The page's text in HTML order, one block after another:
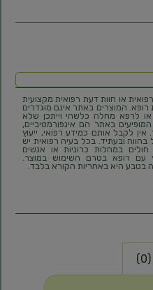
או חוות דעת רפואית מקצועית
רופא. המוצרים באתר אינם מוגדרים
או לרפא מחלה כלשהי וייתכן שלא
באתר הם אינפורמטיביים,
אין לקבל אותם כמידע רפואי, ייעוץ
ובעתיד. בכל בעיה רפואית יש
במחלות כרוניות או אנשים
עם רופא בטרם השימוש במוצר.
בטבע היא באחריות הקורא בלבד.